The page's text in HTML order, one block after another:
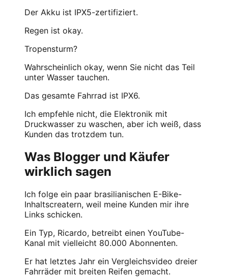
Der Akku ist IPX5-zertifiziert.
Regen ist okay.
Tropensturm?
Wahrscheinlich okay, wenn Sie nicht das Teil
unter Wasser tauchen.
Das gesamte Fahrrad ist IPX6.
Ich empfehle nicht, die Elektronik mit
Druckwasser zu waschen, aber ich weiß, dass
Kunden das trotzdem tun.
Was Blogger und Käufer
wirklich sagen
Ich folge ein paar brasilianischen E-Bike-
Inhaltscreatern, weil meine Kunden mir ihre
Links schicken.
Ein Typ, Ricardo, betreibt einen YouTube-
Kanal mit vielleicht 80.000 Abonnenten.
Er hat letztes Jahr ein Vergleichsvideo dreier
Fahrräder mit breiten Reifen gemacht.